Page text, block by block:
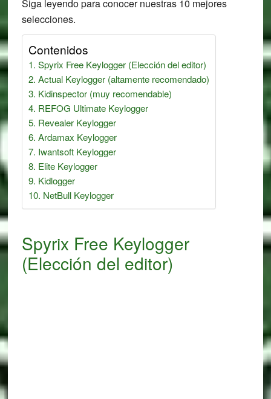
Siga leyendo para conocer nuestras 10 mejores
selecciones.
Contenidos
Spyrix Free Keylogger (Elección del editor)
Actual Keylogger (altamente recomendado)
Kidinspector (muy recomendable)
REFOG Ultimate Keylogger
Revealer Keylogger
Ardamax Keylogger
Iwantsoft Keylogger
Elite Keylogger
Kidlogger
NetBull Keylogger
Spyrix Free Keylogger
(Elección del editor)